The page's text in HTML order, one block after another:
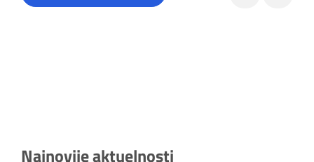
Najnovije aktuelnosti